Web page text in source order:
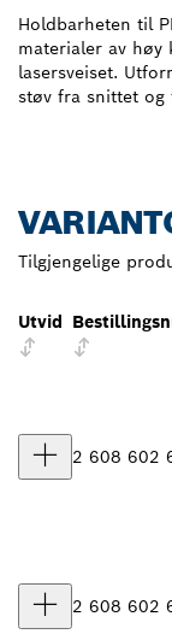
Holdbarheten til
materialer av høy
lasersveiset.
støv fra snittet og
Tilgjengelige
Utvid
2 608 602
2 608 602